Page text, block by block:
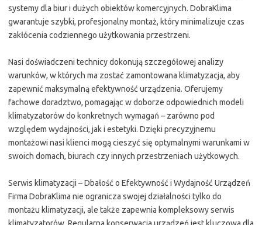
systemy dla biur i dużych obiektów komercyjnych. DobraKlima
gwarantuje szybki, profesjonalny montaż, który minimalizuje czas
zakłócenia codziennego użytkowania przestrzeni.
Nasi doświadczeni technicy dokonują szczegółowej analizy
warunków, w których ma zostać zamontowana klimatyzacja, aby
zapewnić maksymalną efektywność urządzenia. Oferujemy
fachowe doradztwo, pomagając w doborze odpowiednich modeli
klimatyzatorów do konkretnych wymagań – zarówno pod
względem wydajności, jak i estetyki. Dzięki precyzyjnemu
montażowi nasi klienci mogą cieszyć się optymalnymi warunkami w
swoich domach, biurach czy innych przestrzeniach użytkowych.
Serwis klimatyzacji – Dbałość o Efektywność i Wydajność Urządzeń
Firma DobraKlima nie ogranicza swojej działalności tylko do
montażu klimatyzacji, ale także zapewnia kompleksowy serwis